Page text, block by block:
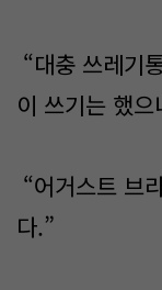
“대충 쓰레기
이 쓰기는 했
“어거스트 브
다.”